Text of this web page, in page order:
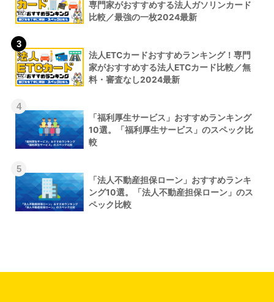
専門家がおすすめする法人ガソリンカード
比較／最強の一枚2024最新
3
法人ETCカードおすすめランキング！専門
家がおすすめする法人ETCカード比較／無
料・審査なし2024最新
4
「福利厚生サービス」おすすめランキング
10選。「福利厚生サービス」のスペック比
較
5
「法人不動産担保ローン」おすすめランキ
ング10選。「法人不動産担保ローン」のス
ペック比較